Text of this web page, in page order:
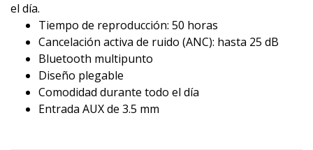
el día.
Tiempo de reproducción: 50 horas
Cancelación activa de ruido (ANC): hasta 25 dB
Bluetooth multipunto
Diseño plegable
Comodidad durante todo el día
Entrada AUX de 3.5 mm